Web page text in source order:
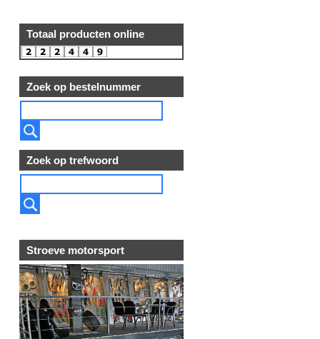
Totaal producten online
Zoek op bestelnummer
Zoek op trefwoord
Stroeve motorsport